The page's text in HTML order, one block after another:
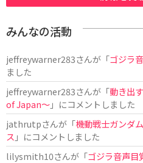
みんなの活動
jeffreywarner283さんが「ゴジラ
ました
jeffreywarner283さんが「動き出
of Japan〜」にコメントしました
jathrutpさんが「機動戦士ガンダ
ス 」にコメントしました
lilysmith10さんが「ゴジラ音声目